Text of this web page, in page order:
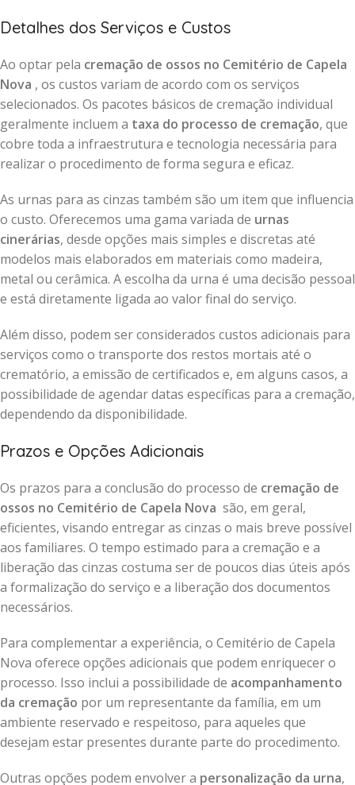
Detalhes dos Serviços e Custos
Ao optar pela cremação de ossos no Cemitério de Capela
Nova , os custos variam de acordo com os serviços
selecionados. Os pacotes básicos de cremação individual
geralmente incluem a taxa do processo de cremação, que
cobre toda a infraestrutura e tecnologia necessária para
realizar o procedimento de forma segura e eficaz.
As urnas para as cinzas também são um item que influencia
o custo. Oferecemos uma gama variada de urnas
cinerárias, desde opções mais simples e discretas até
modelos mais elaborados em materiais como madeira,
metal ou cerâmica. A escolha da urna é uma decisão pessoal
e está diretamente ligada ao valor final do serviço.
Além disso, podem ser considerados custos adicionais para
serviços como o transporte dos restos mortais até o
crematório, a emissão de certificados e, em alguns casos, a
possibilidade de agendar datas específicas para a cremação,
dependendo da disponibilidade.
Prazos e Opções Adicionais
Os prazos para a conclusão do processo de cremação de
ossos no Cemitério de Capela Nova são, em geral,
eficientes, visando entregar as cinzas o mais breve possível
aos familiares. O tempo estimado para a cremação e a
liberação das cinzas costuma ser de poucos dias úteis após
a formalização do serviço e a liberação dos documentos
necessários.
Para complementar a experiência, o Cemitério de Capela
Nova oferece opções adicionais que podem enriquecer o
processo. Isso inclui a possibilidade de acompanhamento
da cremação por um representante da família, em um
ambiente reservado e respeitoso, para aqueles que
desejam estar presentes durante parte do procedimento.
Outras opções podem envolver a personalização da urna,